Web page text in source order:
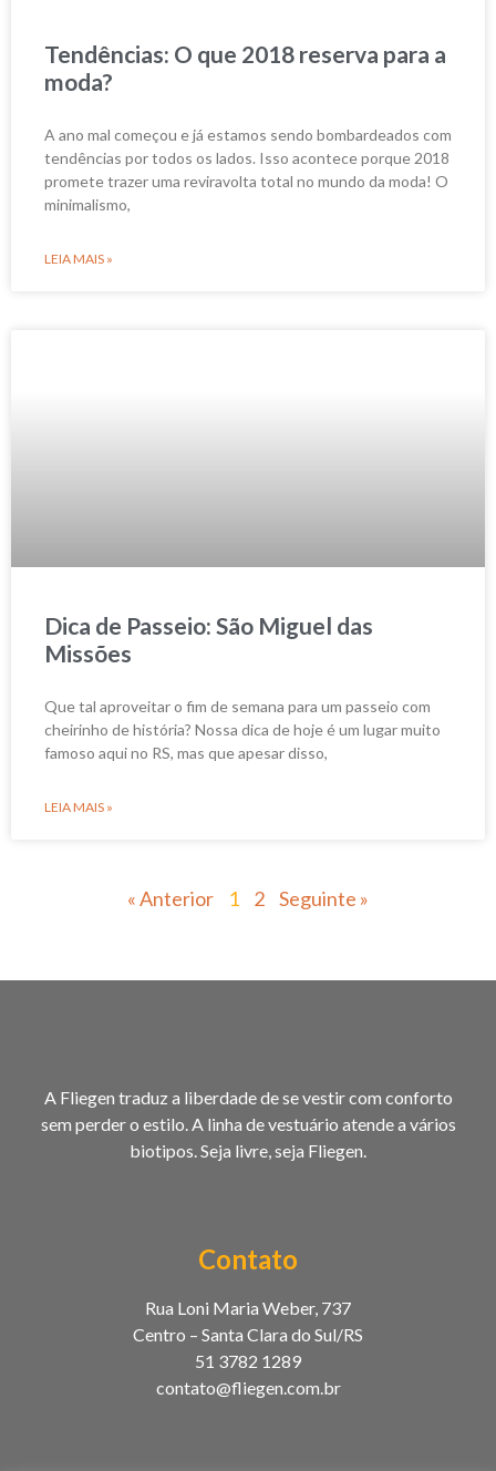
Tendências: O que 2018 reserva para a
moda?
A ano mal começou e já estamos sendo bombardeados com
tendências por todos os lados. Isso acontece porque 2018
promete trazer uma reviravolta total no mundo da moda! O
minimalismo,
LEIA MAIS »
Dica de Passeio: São Miguel das
Missões
Que tal aproveitar o fim de semana para um passeio com
cheirinho de história? Nossa dica de hoje é um lugar muito
famoso aqui no RS, mas que apesar disso,
LEIA MAIS »
« Anterior 1 2 Seguinte »
A Fliegen traduz a liberdade de se vestir com conforto
sem perder o estilo. A linha de vestuário atende a vários
biotipos. Seja livre, seja Fliegen.
Contato
Rua Loni Maria Weber, 737
Centro – Santa Clara do Sul/RS
51 3782 1289
contato@fliegen.com.br